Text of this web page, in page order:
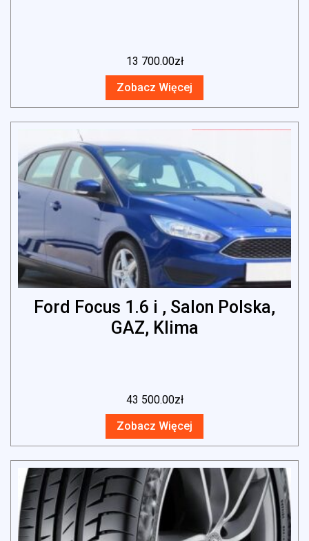
13 700.00zł
Zobacz Więcej
Ford Focus 1.6 i , Salon Polska,
GAZ, Klima
43 500.00zł
Zobacz Więcej